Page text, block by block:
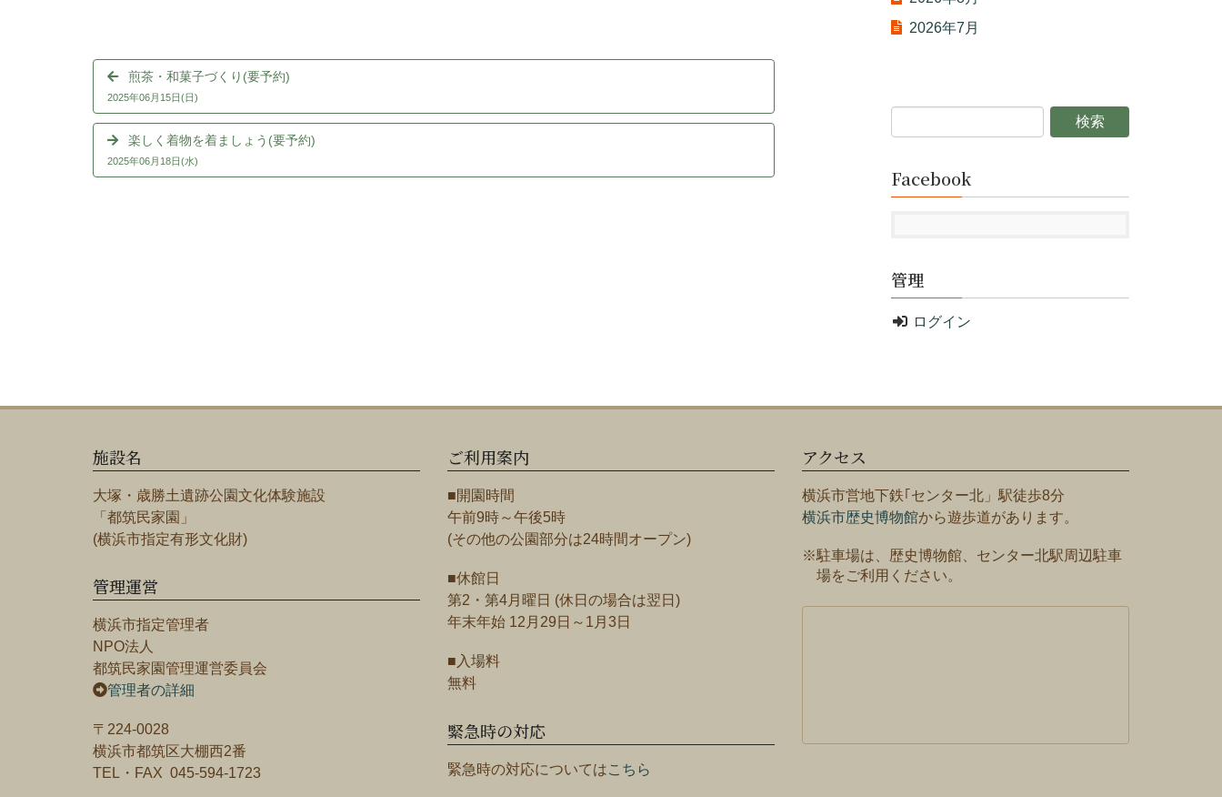
煎茶・和菓子づくり(要予約)
2025年06月15日(日)
楽しく着物を着ましょう(要予約)
2025年06月18日(水)
2026年7月
Facebook
管理
ログイン
施設名
大塚・歳勝土遺跡公園文化体験施設
「都筑民家園」
(横浜市指定有形文化財)
管理運営
横浜市指定管理者
NPO法人
都筑民家園管理運営委員会
管理者の詳細
〒224-0028
横浜市都筑区大棚西2番
TEL・FAX 045-594-1723
ご利用案内
■開園時間
午前9時～午後5時
(その他の公園部分は24時間オープン)
■休館日
第2・第4月曜日 (休日の場合は翌日)
年末年始 12月29日～1月3日
■入場料
無料
緊急時の対応
緊急時の対応についてはこちら
アクセス
横浜市営地下鉄｢センター北」駅徒歩8分
横浜市歴史博物館から遊歩道があります。
※駐車場は、歴史博物館、センター北駅周辺駐車
場をご利用ください。